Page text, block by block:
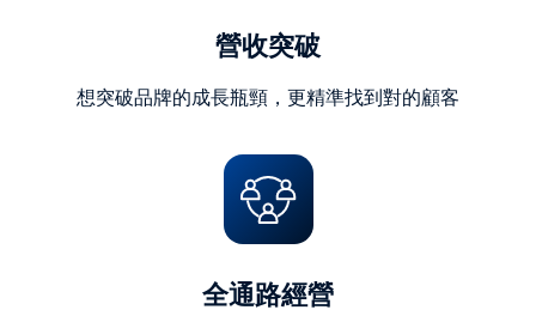
營收突破
想突破品牌的成長瓶頸，更精準找到對的顧客
全通路經營